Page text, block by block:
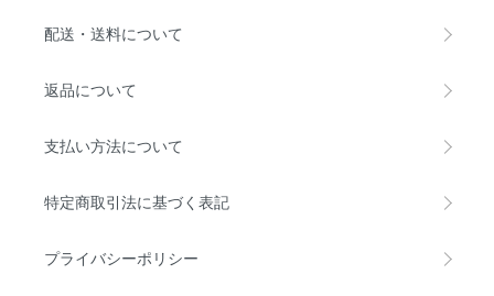
配送・送料について
返品について
支払い方法について
特定商取引法に基づく表記
プライバシーポリシー